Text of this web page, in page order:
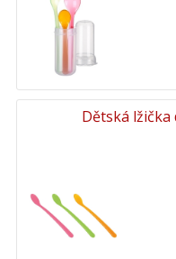
Dětská lžička